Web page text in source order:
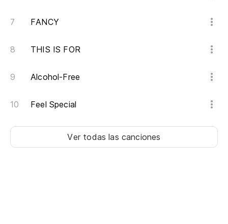
FANCY
THIS IS FOR
Alcohol-Free
Feel Special
Ver todas las canciones